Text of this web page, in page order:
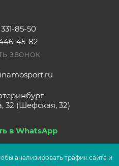
85-50
45-82
ЗВОНОК
32 (Шефская, 32)
в WhatsApp
анализировать трафик сайта и